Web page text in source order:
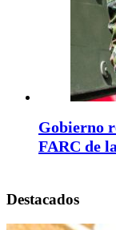
Gobierno
FARC de
Destacados